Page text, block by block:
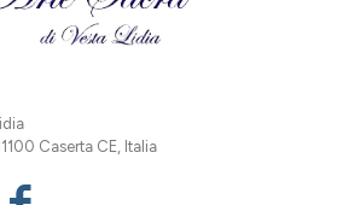
Caserta CE, Italia